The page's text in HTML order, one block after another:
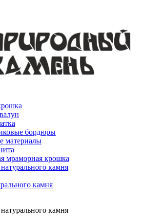
бордюры
материалы
мраморная крошка
камня
камня
камня